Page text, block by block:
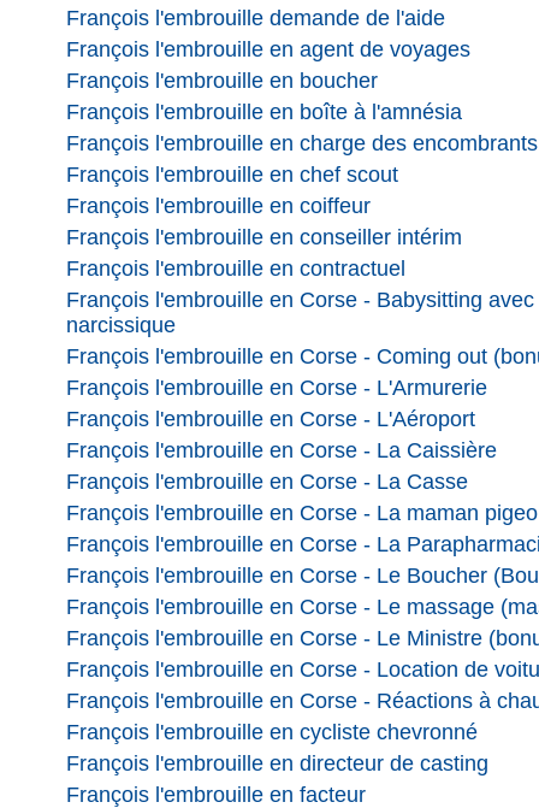
François l'embrouille demande de l'aide
François l'embrouille en agent de voyages
François l'embrouille en boucher
François l'embrouille en boîte à l'amnésia
François l'embrouille en charge des encombrants
François l'embrouille en chef scout
François l'embrouille en coiffeur
François l'embrouille en conseiller intérim
François l'embrouille en contractuel
François l'embrouille en Corse - Babysitting
narcissique
François l'embrouille en Corse - Coming out
François l'embrouille en Corse - L'Armurerie
François l'embrouille en Corse - L'Aéroport
François l'embrouille en Corse - La Caissière
François l'embrouille en Corse - La Casse
François l'embrouille en Corse - La maman
François l'embrouille en Corse - La
François l'embrouille en Corse - Le Boucher
François l'embrouille en Corse - Le massage
François l'embrouille en Corse - Le Ministre
François l'embrouille en Corse - Location de
François l'embrouille en Corse - Réactions à
François l'embrouille en cycliste chevronné
François l'embrouille en directeur de casting
François l'embrouille en facteur